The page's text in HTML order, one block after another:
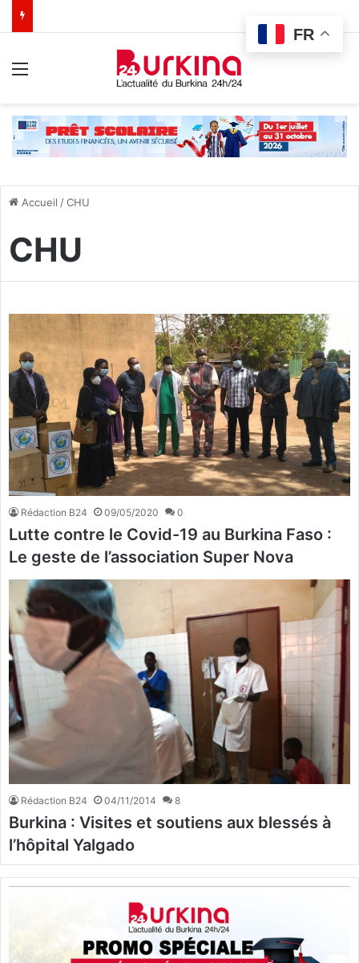
Accueil /CHU
CHU
Rédaction B24 09/05/2020 0
Lutte contre le Covid-19 au Burkina Faso :
Le geste de l’association Super Nova
Rédaction B24 04/11/2014 8
Burkina : Visites et soutiens aux blessés à
l’hôpital Yalgado
FR